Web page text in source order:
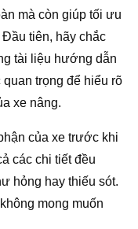
mà còn giúp tối ưu
Đầu tiên, hãy chắc
tài liệu hướng dẫn
trọng để hiểu rõ
xe nâng.
của xe trước khi
các chi tiết đều
hỏng hay thiếu sót.
mong muốn